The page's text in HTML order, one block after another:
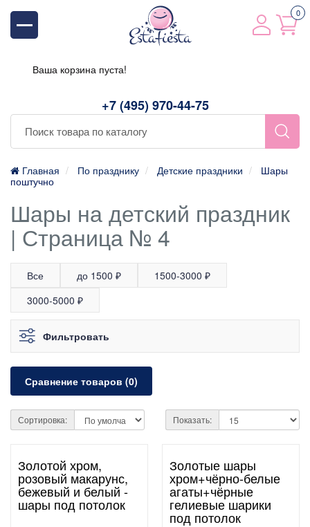
+7 (495) 970-44-75
0
Ваша корзина пуста!
Главная По празднику Детские праздники
Шары
поштучно
Шары на детский праздник
| Страница № 4
Все до 1500 ₽
1500-3000 ₽
3000-5000 ₽
Фильтровать
Сравнение товаров (0)
Сортировка: Показать:
Золотой хром,
розовый макарунс,
бежевый и белый -
шары под потолок
Золотые шары
хром+чёрно-белые
агаты+чёрные
гелиевые шарики
под потолок